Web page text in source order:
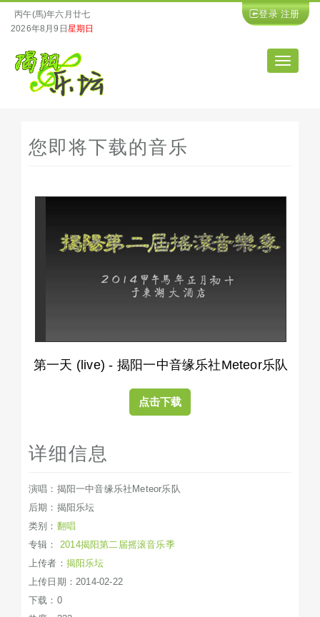
丙午(馬)年六月廿七
2026年8月9日星期日
登录 注册
导
航
您即将下载的音乐
第一天 (live) - 揭阳一中音缘乐社Meteor乐队
点击下载
详细信息
演唱：揭阳一中音缘乐社Meteor乐队
后期：揭阳乐坛
类别： 翻唱
专辑： 2014揭阳第二届摇滚音乐季
上传者： 揭阳乐坛
上传日期：2014-02-22
下载：0